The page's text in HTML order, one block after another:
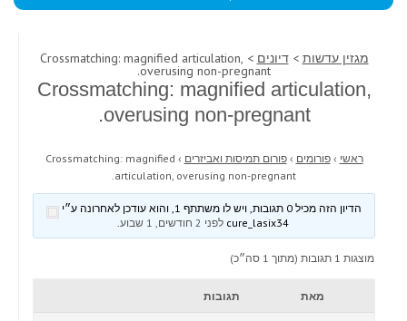
מגזין עדשות >דיונים > Crossmatching: magnified articulation,
overusing non-pregnant.
Crossmatching: magnified articulation,
overusing non-pregnant.
ראשי › פורומים › פורום תמיסות ואביזרים ›
Crossmatching: magnified
articulation, overusing non-pregnant.
הדיון הזה מכיל 0 תגובות, ויש לו משתתף 1, והוא עודכן לאחרונה ע״י
cure_lasix34
לפני 2 חודשים, 1 שבוע .
מוצגות 1 תגובות (מתוך 1 סה״כ)
מאת תגובות